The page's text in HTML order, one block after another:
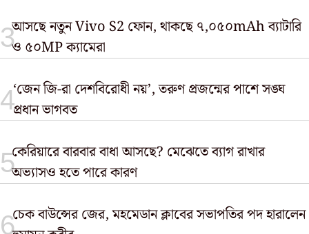
আসছে নতুন Vivo S2 ফোন, থাকছে ৭,০৫০mAh ব্যাটারি
ও ৫০MP ক্যামেরা
‘জেন জি-রা দেশবিরোধী নয়’, তরুণ প্রজন্মের পাশে সঙ্ঘ
প্রধান ভাগবত
কেরিয়ারে বারবার বাধা আসছে? মেঝেতে ব্যাগ রাখার
অভ্যাসও হতে পারে কারণ
চেক বাউন্সের জের, মহমেডান ক্লাবের সভাপতির পদ হারালেন